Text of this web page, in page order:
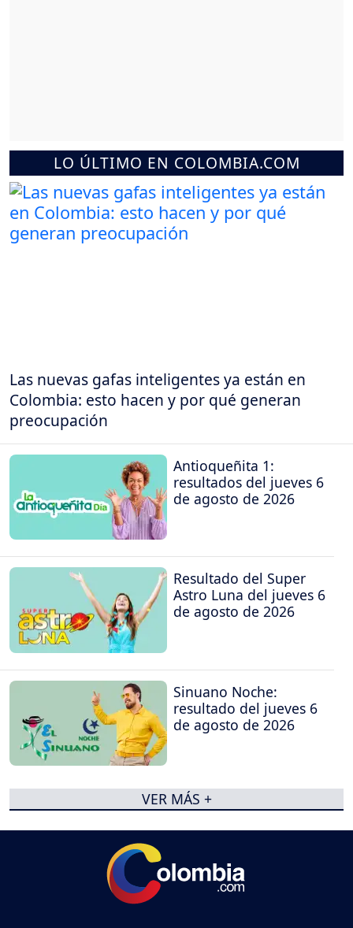
LO ÚLTIMO EN COLOMBIA.COM
Las nuevas gafas inteligentes ya están en
Colombia: esto hacen y por qué generan
preocupación
Antioqueñita 1:
resultados del jueves 6
de agosto de 2026
Resultado del Super
Astro Luna del jueves 6
de agosto de 2026
Sinuano Noche:
resultado del jueves 6
de agosto de 2026
VER MÁS +